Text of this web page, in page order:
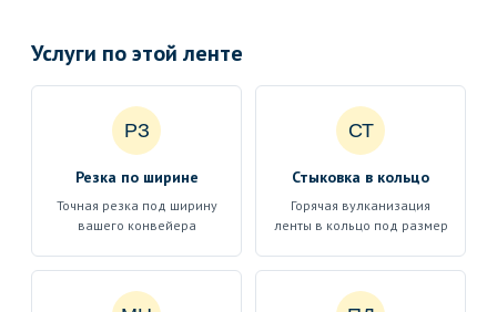
Услуги по этой ленте
РЗ
Резка по ширине
Точная резка под ширину
вашего конвейера
СТ
Стыковка в кольцо
Горячая вулканизация
ленты в кольцо под размер